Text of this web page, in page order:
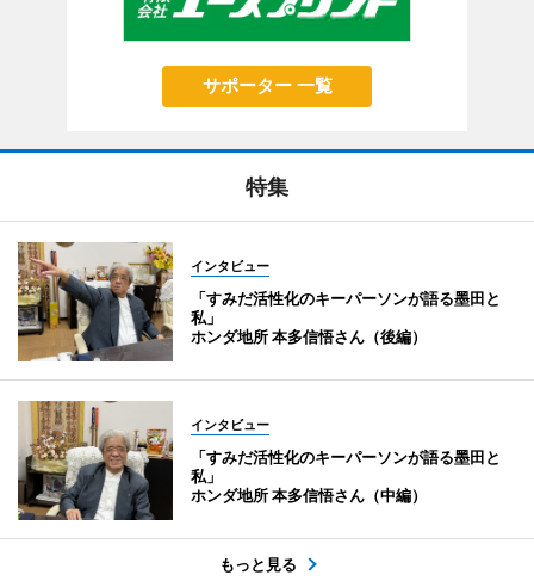
サポーター 一覧
特集
インタビュー
「すみだ活性化のキーパーソンが語る墨田と
私」
ホンダ地所 本多信悟さん（後編）
インタビュー
「すみだ活性化のキーパーソンが語る墨田と
私」
ホンダ地所 本多信悟さん（中編）
もっと見る